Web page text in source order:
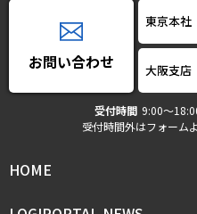
お問い合わせ
東京本社
大阪支店
受付時間 9:00〜
受付時間外はフォーム
HOME